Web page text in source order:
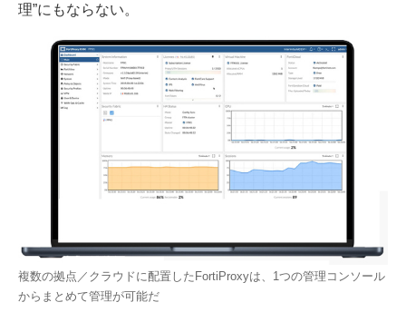
理”にもならない。
複数の拠点／クラウドに配置したFortiProxyは、1つの管理コンソール
からまとめて管理が可能だ